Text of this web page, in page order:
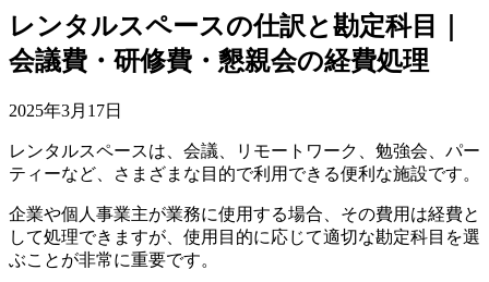
レンタルスペースの仕訳と勘定科目｜
会議費・研修費・懇親会の経費処理
2025年3月17日
レンタルスペースは、会議、リモートワーク、勉強会、パー
ティーなど、さまざまな目的で利用できる便利な施設です。
企業や個人事業主が業務に使用する場合、その費用は経費と
して処理できますが、使用目的に応じて適切な勘定科目を選
ぶことが非常に重要です。